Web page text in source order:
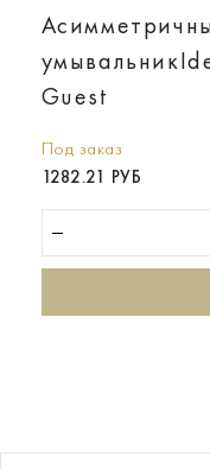
Guest
Под заказ
1282.21 РУБ